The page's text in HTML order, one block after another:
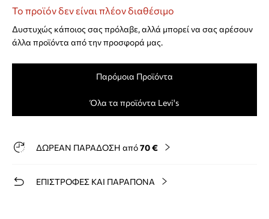
Το προϊόν δεν είναι πλέον διαθέσιμο
Δυστυχώς κάποιος σας πρόλαβε, αλλά μπορεί να σας αρέσουν
άλλα προϊόντα από την προσφορά μας.
Παρόμοια Προϊόντα
Όλα τα προϊόντα Levi's
ΔΩΡΕΑΝ ΠΑΡΑΔΟΣΗ από70 €
ΕΠΙΣΤΡΟΦΕΣ ΚΑΙ ΠΑΡΑΠΟΝΑ